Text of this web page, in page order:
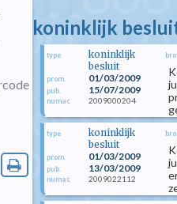
koninklijk
type
koninklijk
besluit
prom. 01/03/2009
pub. 15/07/2009
numac 2009000204
type
koninklijk
besluit
prom. 01/03/2009
pub. 13/03/2009
numac 2009022112